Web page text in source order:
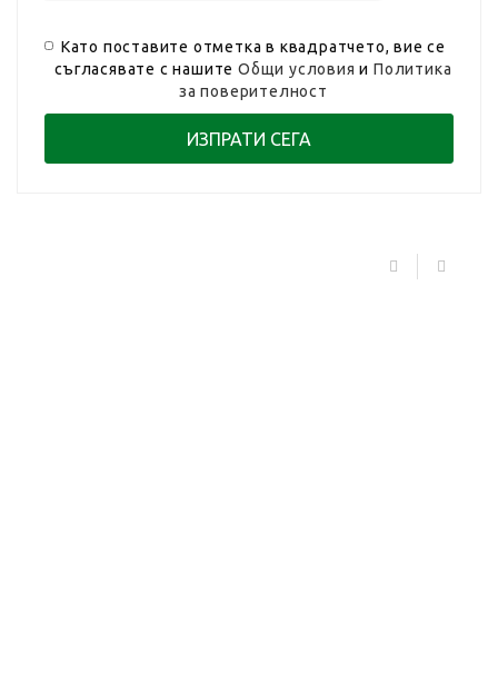
Като поставите отметка в квадратчето, вие се
съгласявате с нашитеОбщи условия иПолитика
за поверителност